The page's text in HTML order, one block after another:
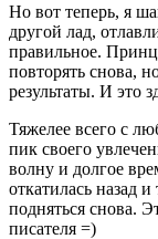
Но вот теперь, я
другой лад,
правильное.
повторять снова,
результаты. И это
Тяжелее всего с
пик своего
волну и долгое
откатилась назад
подняться снова.
писателя =)